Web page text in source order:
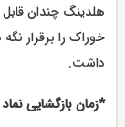
هلدینگ چندان
خوراک را برقرار
داشت.
*زمان بازگشایی